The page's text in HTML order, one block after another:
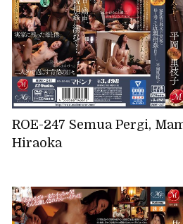
ROE-247 Semua Pergi,
Hiraoka